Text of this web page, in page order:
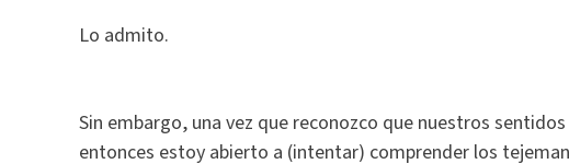
Lo admito.
Sin embargo, una vez que reconozco que nuestros
entonces estoy abierto a (intentar) comprender los